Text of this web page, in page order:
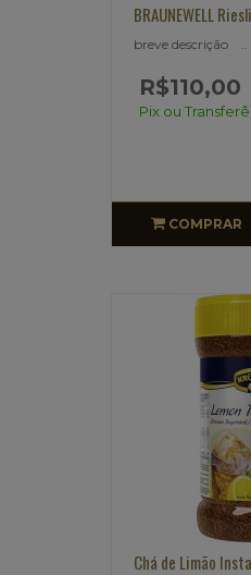
BRAUNEWELL
breve descrição ..
R$110,00
Pix ou
COMPRAR
Chá de Limão